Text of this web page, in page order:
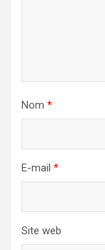
Nom *
E-mail *
Site web